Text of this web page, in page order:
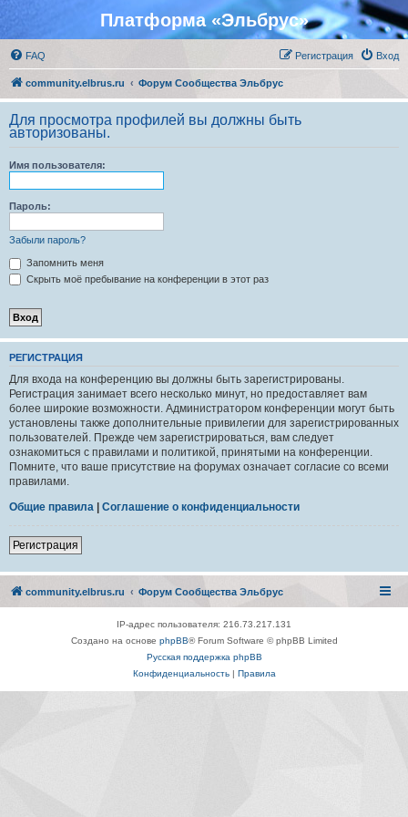
Платформа «Эльбрус»
FAQ Вход
Регистрация
community.elbrus.ru Форум Сообщества Эльбрус
Для просмотра профилей вы должны быть
авторизованы.
Имя пользователя:
Пароль:
Забыли пароль?
Запомнить меня
Скрыть моё пребывание на конференции в этот раз
РЕГИСТРАЦИЯ
Для входа на конференцию вы должны быть зарегистрированы.
Регистрация занимает всего несколько минут, но предоставляет вам
более широкие возможности. Администратором конференции могут быть
установлены также дополнительные привилегии для зарегистрированных
пользователей. Прежде чем зарегистрироваться, вам следует
ознакомиться с правилами и политикой, принятыми на конференции.
Помните, что ваше присутствие на форумах означает согласие со всеми
правилами.
Общие правила | Соглашение о конфиденциальности
Регистрация
community.elbrus.ru Форум Сообщества Эльбрус
IP-адрес пользователя: 216.73.217.131
Создано на основе phpBB® Forum Software © phpBB Limited
Русская поддержка phpBB
Конфиденциальность| Правила